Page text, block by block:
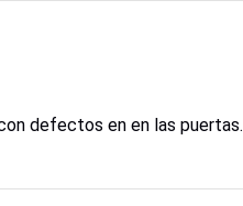
defectos en en las puertas.